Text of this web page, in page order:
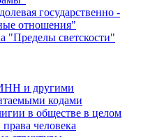
государственно -
отношения"
"Пределы светскости"
и другими
кодами
в обществе в целом
человека